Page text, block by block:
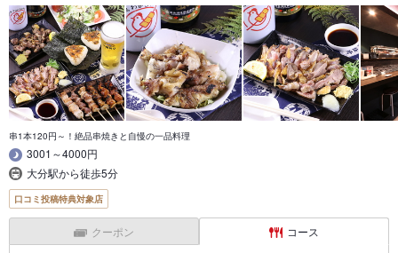
串1本120円～！絶品串焼きと自慢の一品料理
3001～4000円
大分駅から徒歩5分
口コミ投稿特典対象店
クーポン コース